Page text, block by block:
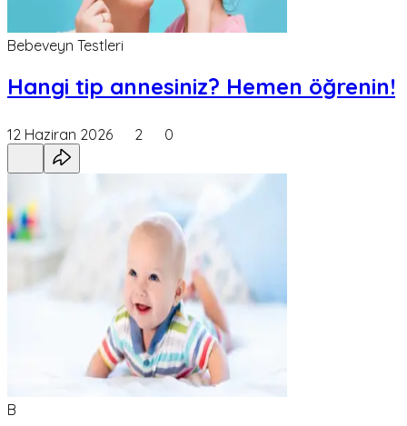
Bebeveyn Testleri
Hangi tip annesiniz? Hemen öğrenin!
12 Haziran 2026 2 0
B